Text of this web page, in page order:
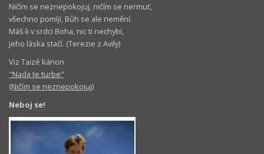
Ničím se neznepokojuj, ničím se nermuť,
všechno pomíjí, Bůh se ale nemění.
Máš-li v srdci Boha, nic ti nechybí,
jeho láska stačí. (Terezie z Avily)
Viz Taizé kánon
"Nada te turbe"
(Ničím se neznepokojuj)
Neboj se!